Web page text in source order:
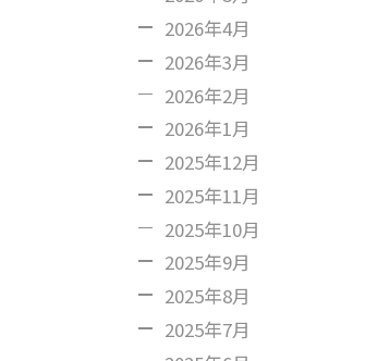
2026年4月
2026年3月
2026年2月
2026年1月
2025年12月
2025年11月
2025年10月
2025年9月
2025年8月
2025年7月